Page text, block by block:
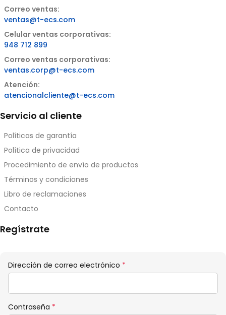
Correo ventas:
ventas@t-ecs.com
Celular ventas corporativas:
948 712 899
Correo ventas corporativas:
ventas.corp@t-ecs.com
Atención:
atencionalcliente@t-ecs.com
Servicio al cliente
Políticas de garantía
Política de privacidad
Procedimiento de envío de productos
Términos y condiciones
Libro de reclamaciones
Contacto
Regístrate
Dirección de correo electrónico *
Contraseña *